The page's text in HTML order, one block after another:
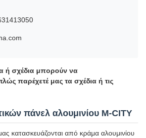
ή σχέδια μπορούν να
παρέχετέ μας τα σχέδια ή τις
πάνελ αλουμινίου M-CITY
κατασκευάζονται από κράμα αλουμινίου